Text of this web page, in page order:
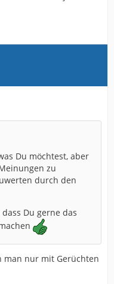
Du möchtest, aber
zu
durch den
Du gerne das
man nur mit Gerüchten